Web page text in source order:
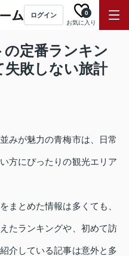
ログイン
お気に入り
0
定番ランキン
失敗しない旅計
みが魅力の青梅市は、日常
方にぴったりの観光エリア
まとめた情報は多くても、
たランキングや、初めて訪
介している記事は意外と多